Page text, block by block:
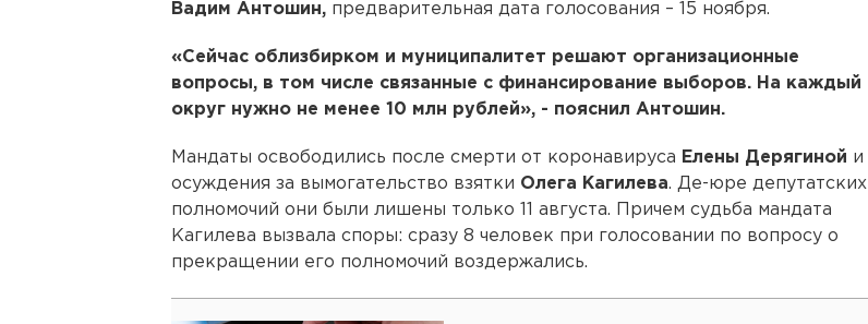
Вадим Антошин, предварительная дата голосования – 15 ноября.
«Сейчас облизбирком и муниципалитет решают организационные
вопросы, в том числе связанные с финансирование выборов. На каждый
округ нужно не менее 10 млн рублей», - пояснил Антошин.
Мандаты освободились после смерти от коронавируса Елены Дерягиной и
осуждения за вымогательство взятки Олега Кагилева. Де-юре депутатских
полномочий они были лишены только 11 августа. Причем судьба мандата
Кагилева вызвала споры: сразу 8 человек при голосовании по вопросу о
прекращении его полномочий воздержались.